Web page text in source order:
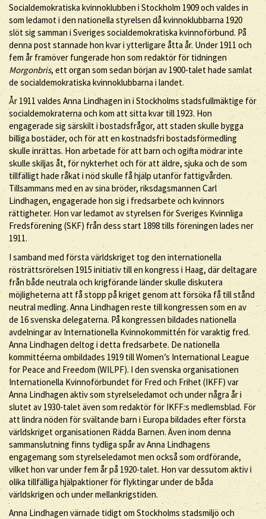
Socialdemokratiska kvinnoklubben i Stockholm 1909 och valdes in
som ledamot i den nationella styrelsen då kvinnoklubbarna 1920
slöt sig samman i Sveriges socialdemokratiska kvinnoförbund. På
denna post stannade hon kvar i ytterligare åtta år. Under 1911 och
fem år framöver fungerade hon som redaktör för tidningen
Morgonbris, ett organ som sedan början av 1900-talet hade samlat
de socialdemokratiska kvinnoklubbarna i landet.
År 1911 valdes Anna Lindhagen in i Stockholms stadsfullmäktige för
socialdemokraterna och kom att sitta kvar till 1923. Hon
engagerade sig särskilt i bostadsfrågor, att staden skulle bygga
billiga bostäder, och för att en kostnadsfri bostadsförmedling
skulle inrättas. Hon arbetade för att barn och ogifta mödrar inte
skulle skiljas åt, för nykterhet och för att äldre, sjuka och de som
tillfälligt hade råkat i nöd skulle få hjälp utanför fattigvården.
Tillsammans med en av sina bröder, riksdagsmannen Carl
Lindhagen, engagerade hon sig i fredsarbete och kvinnors
rättigheter. Hon var ledamot av styrelsen för Sveriges Kvinnliga
Fredsförening (SKF) från dess start 1898 tills föreningen lades ner
1911.
I samband med första världskriget tog den internationella
rösträttsrörelsen 1915 initiativ till en kongress i Haag, där deltagare
från både neutrala och krigförande länder skulle diskutera
möjligheterna att få stopp på kriget genom att försöka få till stånd
neutral medling. Anna Lindhagen reste till kongressen som en av
de 16 svenska delegaterna. På kongressen bildades nationella
avdelningar av Internationella Kvinnokommittén för varaktig fred.
Anna Lindhagen deltog i detta fredsarbete. De nationella
kommittéerna ombildades 1919 till Women’s International League
for Peace and Freedom (WILPF). I den svenska organisationen
Internationella Kvinnoförbundet för Fred och Frihet (IKFF) var
Anna Lindhagen aktiv som styrelseledamot och under några år i
slutet av 1930-talet även som redaktör för IKFF:s medlemsblad. För
att lindra nöden för svältande barn i Europa bildades efter första
världskriget organisationen Rädda Barnen. Även inom denna
sammanslutning finns tydliga spår av Anna Lindhagens
engagemang som styrelseledamot men också som ordförande,
vilket hon var under fem år på 1920-talet. Hon var dessutom aktiv i
olika tillfälliga hjälpaktioner för flyktingar under de båda
världskrigen och under mellankrigstiden.
Anna Lindhagen värnade tidigt om Stockholms stadsmiljö och